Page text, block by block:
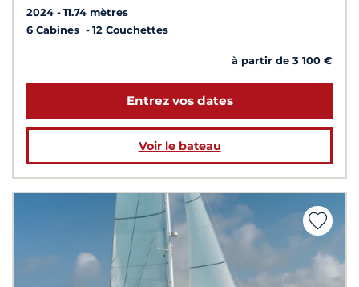
2024
11.74 mètres
6 Cabines
12 Couchettes
à partir de 3 100 €
Entrez vos dates
Voir le bateau